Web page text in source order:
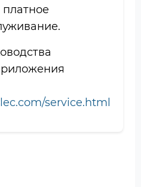
платное
service.html